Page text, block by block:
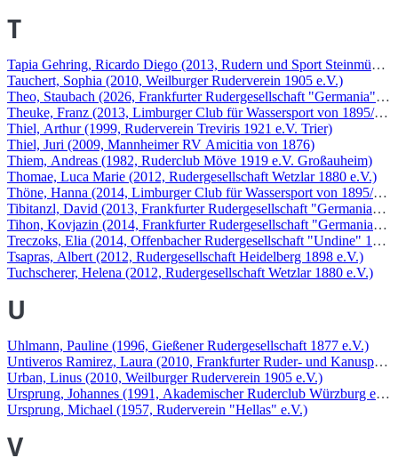
T
Tapia Gehring, Ricardo Diego (2013, Rudern und Sport Steinmühle)
Tauchert, Sophia (2010, Weilburger Ruderverein 1905 e.V.)
Theo, Staubach (2026, Frankfurter Rudergesellschaft "Germania"
Theuke, Franz (2013, Limburger Club für Wassersport von 1895/
Thiel, Arthur (1999, Ruderverein Treviris 1921 e.V. Trier)
Thiel, Juri (2009, Mannheimer RV Amicitia von 1876)
Thiem, Andreas (1982, Ruderclub Möve 1919 e.V. Großauheim)
Thomae, Luca Marie (2012, Rudergesellschaft Wetzlar 1880 e.V.)
Thöne, Hanna (2014, Limburger Club für Wassersport von 1895/
Tibitanzl, David (2013, Frankfurter Rudergesellschaft "Germania"
Tihon, Kovjazin (2014, Frankfurter Rudergesellschaft "Germania"
Treczoks, Elia (2014, Offenbacher Rudergesellschaft "Undine" 1876
Tsapras, Albert (2012, Rudergesellschaft Heidelberg 1898 e.V.)
Tuchscherer, Helena (2012, Rudergesellschaft Wetzlar 1880 e.V.)
U
Uhlmann, Pauline (1996, Gießener Rudergesellschaft 1877 e.V.)
Untiveros Ramirez, Laura (2010, Frankfurter Ruder- und
Urban, Linus (2010, Weilburger Ruderverein 1905 e.V.)
Ursprung, Johannes (1991, Akademischer Ruderclub Würzburg e.V.)
Ursprung, Michael (1957, Ruderverein "Hellas" e.V.)
V